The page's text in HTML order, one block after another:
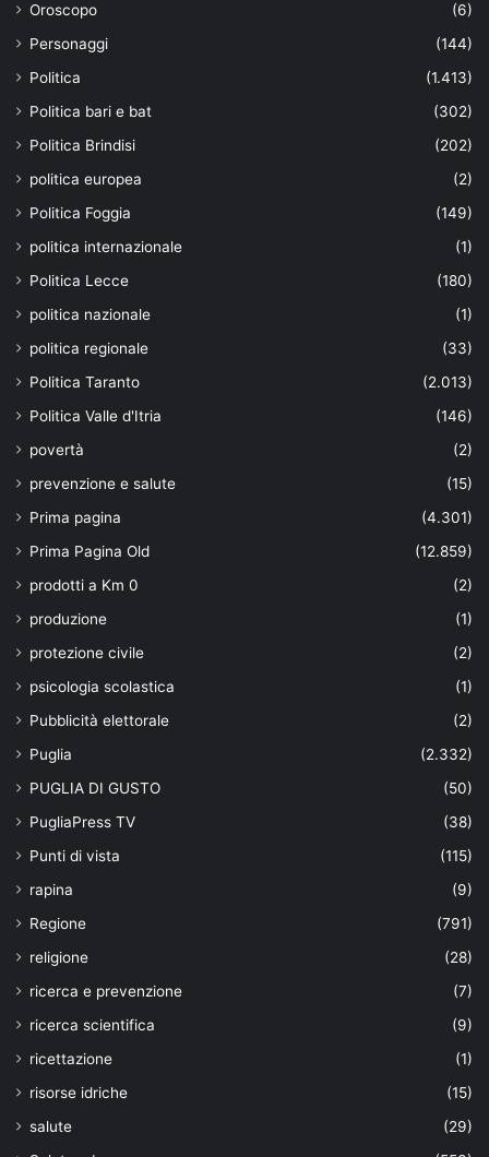
Oroscopo
(6)
Personaggi
(144)
Politica
(1.413)
Politica bari e bat
(302)
Politica Brindisi
(202)
politica europea
(2)
Politica Foggia
(149)
politica internazionale
(1)
Politica Lecce
(180)
politica nazionale
(1)
politica regionale
(33)
Politica Taranto
(2.013)
Politica Valle d'Itria
(146)
povertà
(2)
prevenzione e salute
(15)
Prima pagina
(4.301)
Prima Pagina Old
(12.859)
prodotti a Km 0
(2)
produzione
(1)
protezione civile
(2)
psicologia scolastica
(1)
Pubblicità elettorale
(2)
Puglia
(2.332)
PUGLIA DI GUSTO
(50)
PugliaPress TV
(38)
Punti di vista
(115)
rapina
(9)
Regione
(791)
religione
(28)
ricerca e prevenzione
(7)
ricerca scientifica
(9)
ricettazione
(1)
risorse idriche
(15)
salute
(29)